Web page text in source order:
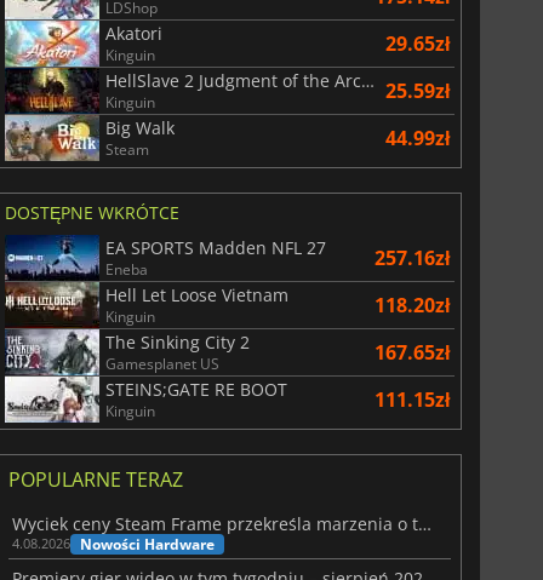
LDShop
Akatori
Kinguin 29.65zł
HellSlave 2 Judgment of the Archon
Kinguin 25.59zł
Big Walk
Steam 44.99zł
DOSTĘPNE WKRÓTCE
EA SPORTS Madden NFL 27
Eneba 257.16zł
Hell Let Loose Vietnam
Kinguin 118.20zł
The Sinking City 2
Gamesplanet US 167.65zł
STEINS;GATE RE BOOT
Kinguin 111.15zł
POPULARNE TERAZ
Wyciek ceny Steam Frame przekreśla marzenia o tanim zestawie VR
4.08.2026 Nowości Hardware